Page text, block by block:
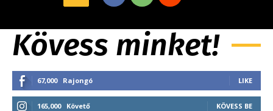
Kövess minket!
67,000 Rajongó LIKE
165,000 Követő KÖVESS BE